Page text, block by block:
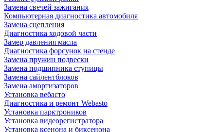
Замена свечей зажигания
Компьютерная диагностика автомобиля
Замена сцепления
Диагностика ходовой части
Замер давления масла
Диагностика форсунок на стенде
Замена пружин подвески
Замена подшипника ступицы
Замена сайлентблоков
Замена амортизаторов
Установка вебасто
Диагностика и ремонт Webasto
Установка парктроников
Установка видеорегистратора
Установка ксенона и биксенона